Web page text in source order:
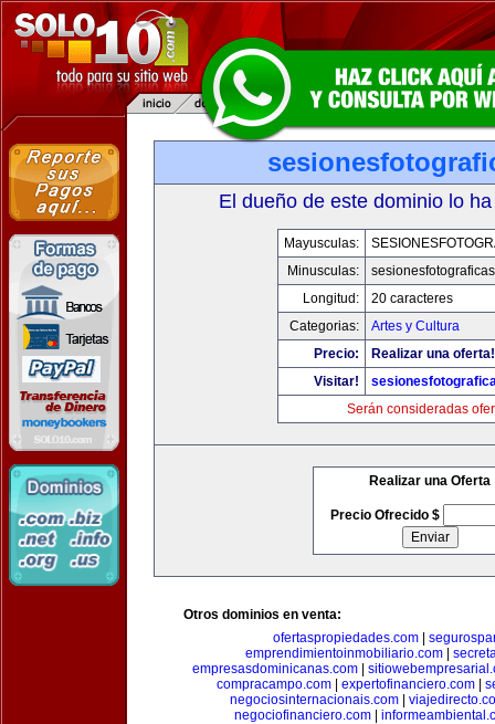
El dueño de este dominio lo
Mayusculas:
Minusculas:
Longitud:
20 caracteres
Categorias:
Artes y Cultura
Precio:
Realizar una oferta!
Visitar!
Serán consideradas
Realizar una Oferta
Precio Ofrecido $
Otros dominios en venta:
ofertaspropiedades.com|
emprendimientoinmobiliario.com|
empresasdominicanas.com|
compracampo.com| expertofinanciero.com|
negociosinternacionais.com
negociofinanciero.com